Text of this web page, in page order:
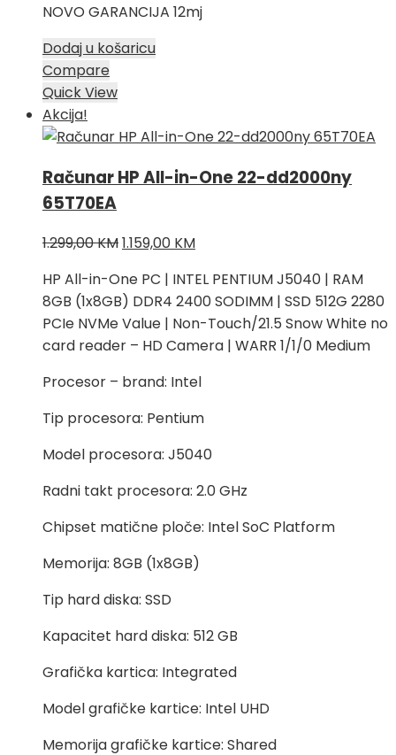
NOVO GARANCIJA 12mj
Dodaj u košaricu
Compare
Quick View
Akcija!
Računar HP All-in-One 22-dd2000ny
65T70EA
1.299,00KMIzvorna
bila
je:
1.299,00 KM.
1.159,00 KMTrenutna
je:
1.159,00 KM.
HP All-in-One PC | INTEL PENTIUM J5040 | RAM
8GB (1x8GB) DDR4 2400 SODIMM | SSD 512G 2280
PCIe NVMe Value | Non-Touch/21.5 Snow White no
card reader – HD Camera | WARR 1/1/0 Medium
Procesor – brand: Intel
Tip procesora: Pentium
Model procesora: J5040
Radni takt procesora: 2.0 GHz
Chipset matične ploče: Intel SoC Platform
Memorija: 8GB (1x8GB)
Tip hard diska: SSD
Kapacitet hard diska: 512 GB
Grafička kartica: Integrated
Model grafičke kartice: Intel UHD
Memorija grafičke kartice: Shared